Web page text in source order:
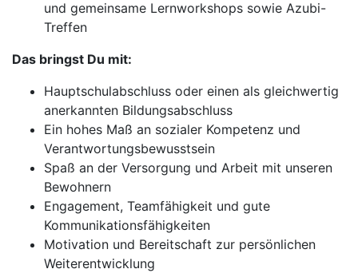
und gemeinsame Lernworkshops sowie Azubi-
Treffen
Das bringst Du mit:
Hauptschulabschluss oder einen als gleichwertig
anerkannten Bildungsabschluss
Ein hohes Maß an sozialer Kompetenz und
Verantwortungsbewusstsein
Spaß an der Versorgung und Arbeit mit unseren
Bewohnern
Engagement, Teamfähigkeit und gute
Kommunikationsfähigkeiten
Motivation und Bereitschaft zur persönlichen
Weiterentwicklung